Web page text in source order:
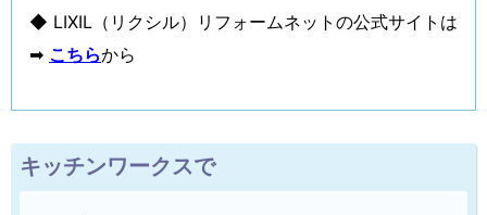
◆ LIXIL（リクシル）リフォームネットの公式サイトは
➡ こちらから
キッチンワークスで